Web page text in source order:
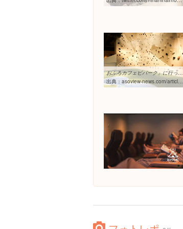
おふろカフェビバーク」に行ってきた！温泉施設でグランピング体験！？
出典： asoview-news.com/article/10524